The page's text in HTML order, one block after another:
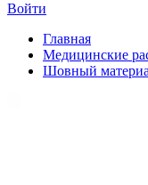
Войти
Главная
Медицинские
Шовный